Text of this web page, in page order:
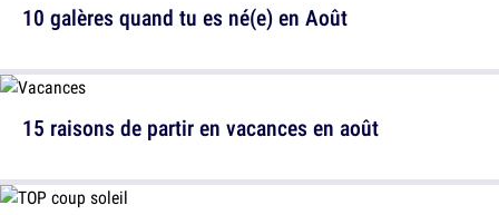
10 galères quand tu es né(e) en Août
15 raisons de partir en vacances en août